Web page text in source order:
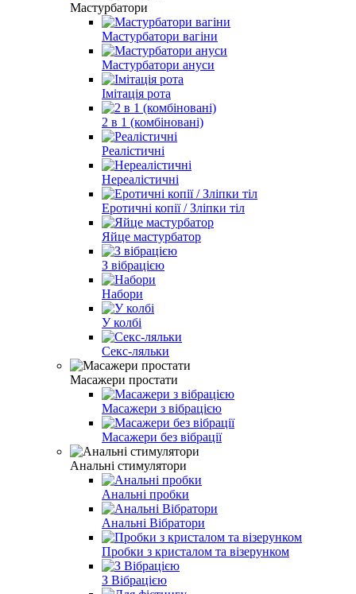
Мастурбатори
Мастурбатори вагіни
Мастурбатори ануси
Імітація рота
2 в 1 (комбіновані)
Реалістичні
Нереалістичні
Еротичні копії / Зліпки тіл
Яйце мастурбатор
З вібрацією
Набори
У колбі
Секс-ляльки
Масажери простати
Масажери з вібрацією
Масажери без вібрації
Анальні стимулятори
Анальні пробки
Анальні Вібратори
Пробки з кристалом та візерунком
З Вібрацією